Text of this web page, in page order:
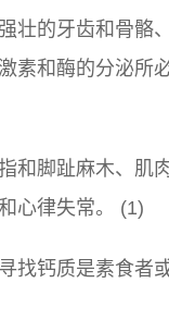
壮的牙齿和骨骼
素和酶的分泌所
和脚趾麻木、肌
心律失常。 (1)
找钙质是素食者